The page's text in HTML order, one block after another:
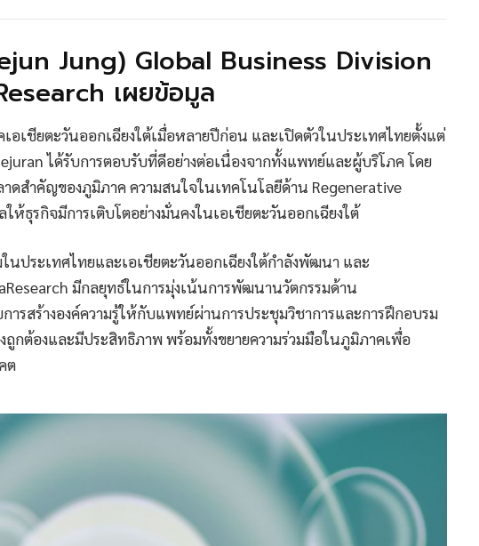
Jung) Global Business Division
เผยข้อมูล
อเชียตะวันออกเฉียงใต้เมื่อหลายปีก่อน และเปิดตัวในประเทศไทยตั้งแต่
ได้รับการตอบรับที่ดีอย่างต่อเนื่องจากทั้งแพทย์และผู้บริโภค โดย
ดสำคัญของภูมิภาค ความสนใจในเทคโนโลยีด้าน Regenerative
ห้ธุรกิจมีการเติบโตอย่างมั่นคงในเอเชียตะวันออกเฉียงใต้
นประเทศไทยและเอเชียตะวันออกเฉียงใต้กำลังพัฒนา และ
มีกลยุทธ์ในการมุ่งเน้นการพัฒนานวัตกรรมด้าน
ารสร้างองค์ความรู้ให้กับแพทย์ผ่านการประชุมวิชาการและการฝึกอบรม
ถูกต้องและมีประสิทธิภาพ พร้อมทั้งขยายความร่วมมือในภูมิภาคเพื่อ
ต